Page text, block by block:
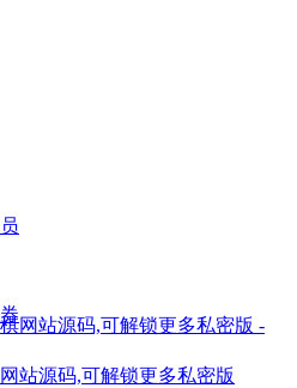
站源码,可解锁更多私密版